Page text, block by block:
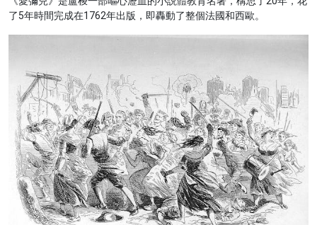
了5年時間完成在1762年出版，即轟動了整個法國和西歐。